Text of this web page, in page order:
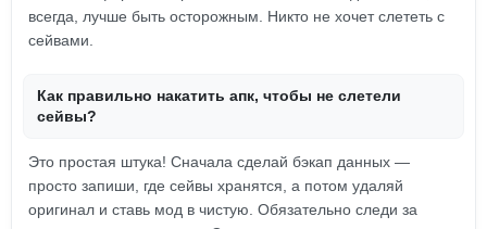
всегда, лучше быть осторожным. Никто не хочет слететь с
сейвами.
Как правильно накатить апк, чтобы не слетели
сейвы?
Это простая штука! Сначала сделай бэкап данных —
просто запиши, где сейвы хранятся, а потом удаляй
оригинал и ставь мод в чистую. Обязательно следи за